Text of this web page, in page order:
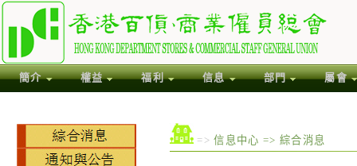
簡介 權益 福利 信息 部門 屬會
=> 信息中心 => 綜合消息